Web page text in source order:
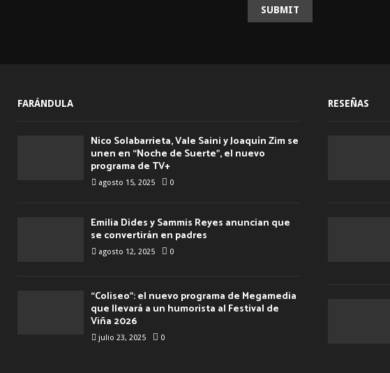
FARÁNDULA
Nico Solabarrieta, Vale Saini y Joaquín Zim se
unen en “Noche de Suerte”, el nuevo
programa de TV+
agosto 15, 2025 0
Emilia Dides y Sammis Reyes anuncian que
se convertirán en padres
agosto 12, 2025 0
“Coliseo”: el nuevo programa de Megamedia
que llevará a un humorista al Festival de
Viña 2026
julio 23, 2025 0
RESEÑAS